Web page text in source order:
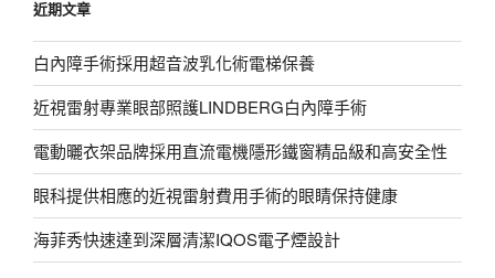
字:
近期文章
白內障手術採用超音波乳化術電梯保養
近視雷射專業眼部照護LINDBERG白內障手術
電動曬衣架品牌採用直流電機隱形鐵窗精品級和高安全性
眼科提供相應的近視雷射費用手術的眼睛保持健康
海菲秀快速達到深層清潔IQOS電子煙設計